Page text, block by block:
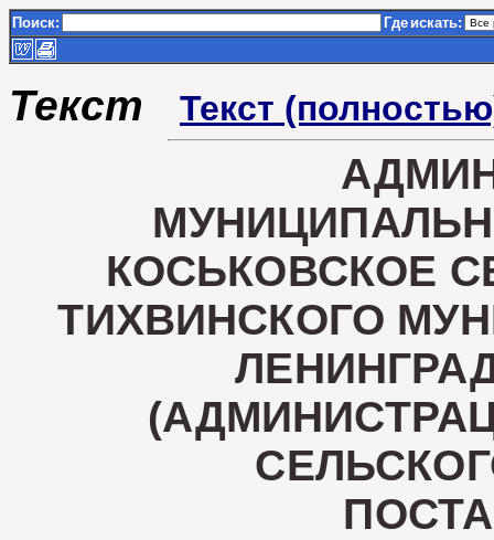
Поиск: Где искать:
Текст Текст
КОСЬКОВСКОЕ
ТИХВИНСКОГО